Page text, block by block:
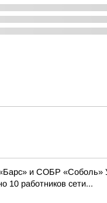
и СОБР «Соболь»
10 работников сети...